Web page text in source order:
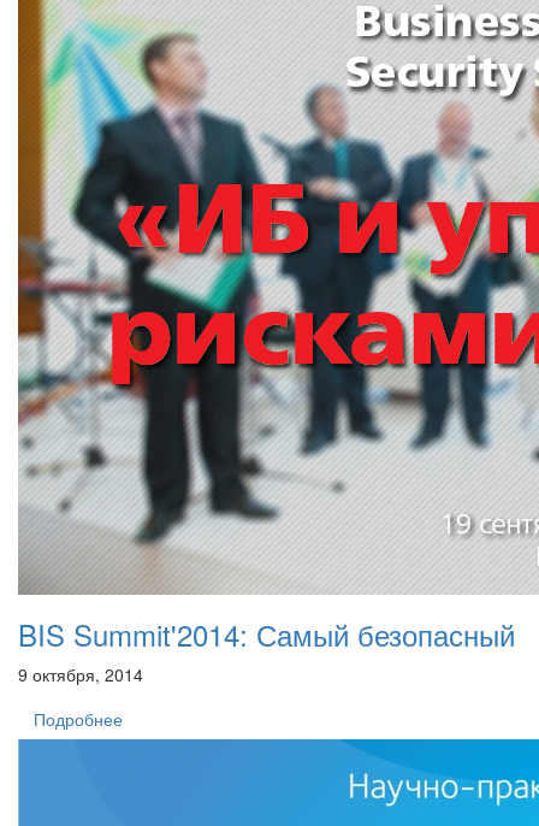
BIS Summit'2014: Самый безопасный
9 октября, 2014
Подробнее